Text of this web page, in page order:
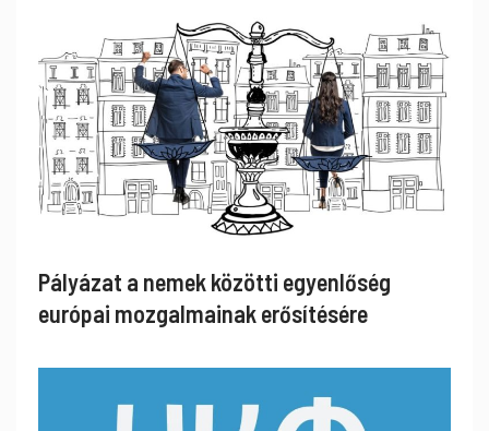
Pályázat a nemek közötti egyenlőség
európai mozgalmainak erősítésére